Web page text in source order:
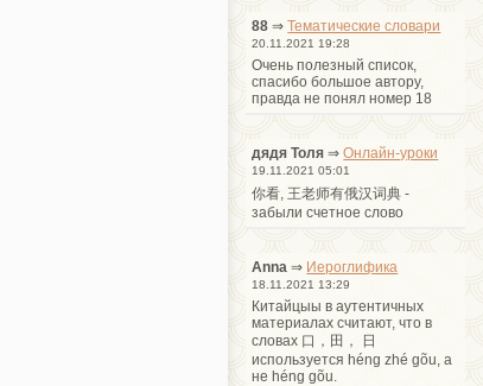
88 ⇒Тематические словари
20.11.2021 19:28
Очень полезный список,
спасибо большое автору,
правда не понял номер 18
дядя Толя ⇒Онлайн-уроки
19.11.2021 05:01
你看, 王老师有俄汉词典 -
забыли счетное слово
Anna ⇒ Иероглифика
18.11.2021 13:29
Китайцыы в аутентичных
материалах считают, что в
словах 口，田， 日
используется héng zhé gõu, а
не héng gõu.